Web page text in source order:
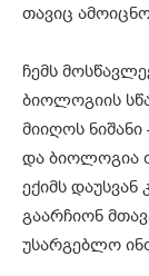
თავიც
ჩემს
ბიოლოგიის
მიიღოს
და ბიოლოგია
ექიმს დაუსვან
გაარჩიონ
უსარგებლო